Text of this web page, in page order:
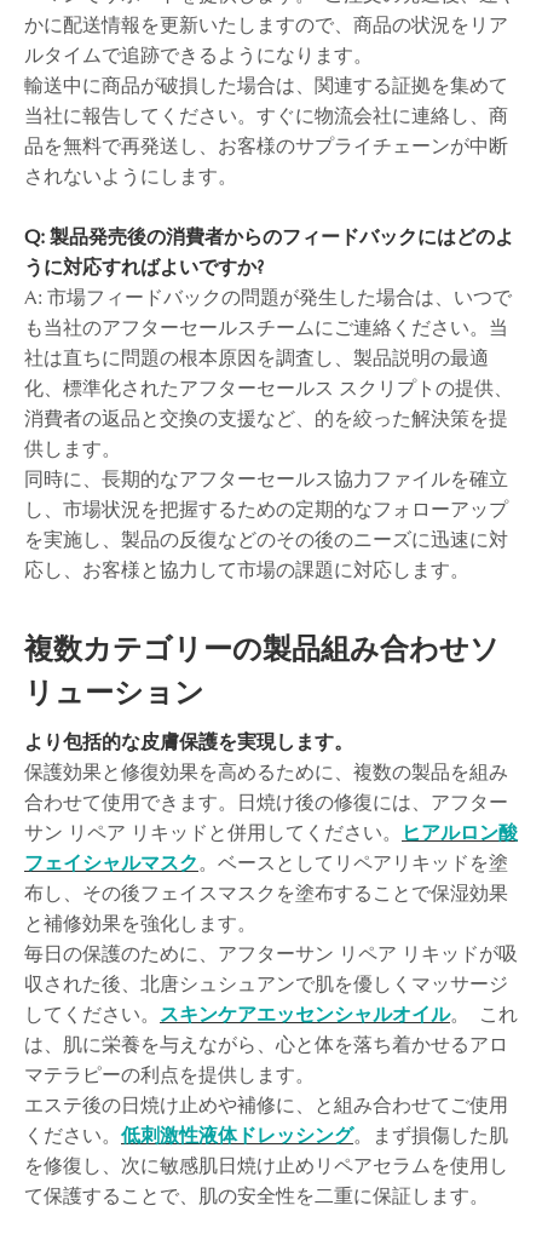
かに配送情報を更新いたしますので、商品の状況をリア
ルタイムで追跡できるようになります。
輸送中に商品が破損した場合は、関連する証拠を集めて
当社に報告してください。すぐに物流会社に連絡し、商
品を無料で再発送し、お客様のサプライチェーンが中断
されないようにします。
Q: 製品発売後の消費者からのフィードバックにはどのよ
うに対応すればよいですか?
A: 市場フィードバックの問題が発生した場合は、いつで
も当社のアフターセールスチームにご連絡ください。当
社は直ちに問題の根本原因を調査し、製品説明の最適
化、標準化されたアフターセールス スクリプトの提供、
消費者の返品と交換の支援など、的を絞った解決策を提
供します。
同時に、長期的なアフターセールス協力ファイルを確立
し、市場状況を把握するための定期的なフォローアップ
を実施し、製品の反復などのその後のニーズに迅速に対
応し、お客様と協力して市場の課題に対応します。
複数カテゴリーの製品組み合わせソ
リューション
より包括的な皮膚保護を実現します。
保護効果と修復効果を高めるために、複数の製品を組み
合わせて使用​​できます。日焼け後の修復には、アフター
サン リペア リキッドと併用してください。
ヒアルロン酸
フェイシャルマスク。ベースとしてリペアリキッドを塗
布し、その後フェイスマスクを塗布することで保湿効果
と補修効果を強化します。
毎日の保護のために、アフターサン リペア リキッドが吸
収された後、北唐シュシュアンで肌を優しくマッサージ
してください。 スキンケアエッセンシャルオイル。 これ
は、肌に栄養を与えながら、心と体を落ち着かせるアロ
マテラピーの利点を提供します。
エステ後の日焼け止めや補修に、と組み合わせてご使用
ください。 低刺激性液体ドレッシング。まず損傷した肌
を修復し、次に敏感肌日焼け止めリペアセラムを使用し
て保護することで、肌の安全性を二重に保証します。